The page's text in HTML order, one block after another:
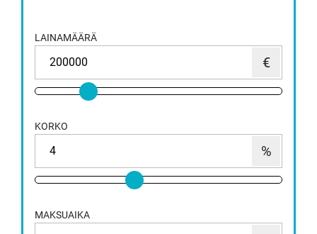
LAINAMÄÄRÄ
KORKO
MAKSUAIKA